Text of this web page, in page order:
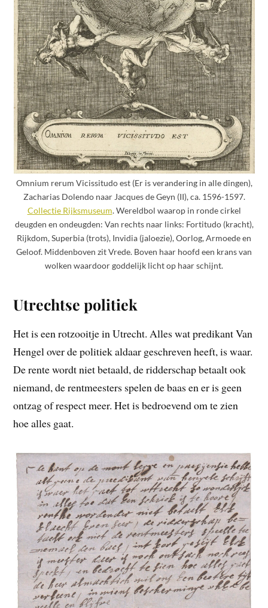
Omnium rerum Vicissitudo est (Er is verandering in alle dingen),
Zacharias Dolendo naar Jacques de Geyn (II), ca. 1596-1597.
Collectie Rijksmuseum. Wereldbol waarop in ronde cirkel
deugden en ondeugden: Van rechts naar links: Fortitudo (kracht),
Rijkdom, Superbia (trots), Invidia (jaloezie), Oorlog, Armoede en
Geloof. Middenboven zit Vrede. Boven haar hoofd een krans van
wolken waardoor goddelijk licht op haar schijnt.
Utrechtse politiek
Het is een rotzooitje in Utrecht. Alles wat predikant Van
Hengel over de politiek aldaar geschreven heeft, is waar.
De rente wordt niet betaald, de ridderschap betaalt ook
niemand, de rentmeesters spelen de baas en er is geen
ontzag of respect meer. Het is bedroevend om te zien
hoe alles gaat.